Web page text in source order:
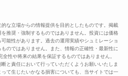
な立場からの情報提供を目的としたものです。掲載
推奨・強制するものではありません。投資には価格
能性があります。過去の運用実績やシュミレーショ
のではありません。また、情報の正確性・最新性に
性や将来の結果を保証するものではありません。
と責任において行っていただくようお願いいたしま
て生じたいかなる損害についても、当サイトでは一